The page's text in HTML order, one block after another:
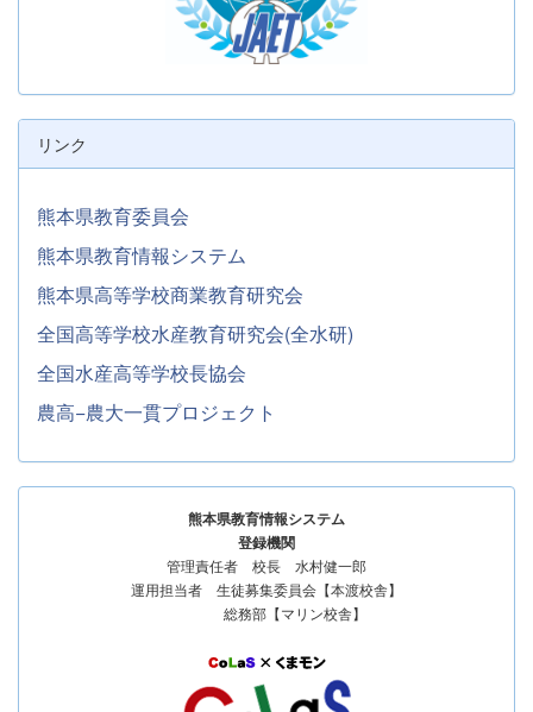
リンク
熊本県教育委員会
熊本県教育情報システム
熊本県高等学校商業教育研究会
全国高等学校水産教育研究会(全水研)
全国水産高等学校長協会
農高−農大一貫プロジェクト
熊本県教育情報システム
登録機関
管理責任者 校長 水村健一郎
運用担当者 生徒募集委員会【本渡校舎】
総務部【マリン校舎】